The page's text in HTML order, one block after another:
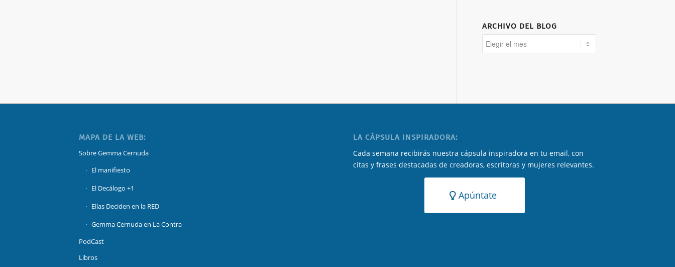
ARCHIVO DEL BLOG
MAPA DE LA WEB:
Sobre Gemma Cernuda
El manifiesto
El Decálogo +1
Ellas Deciden en la RED
Gemma Cernuda en La Contra
PodCast
Libros
LA CÁPSULA INSPIRADORA:
Cada semana recibirás nuestra cápsula inspiradora en tu email, con
citas y frases destacadas de creadoras, escritoras y mujeres relevantes.
Apúntate